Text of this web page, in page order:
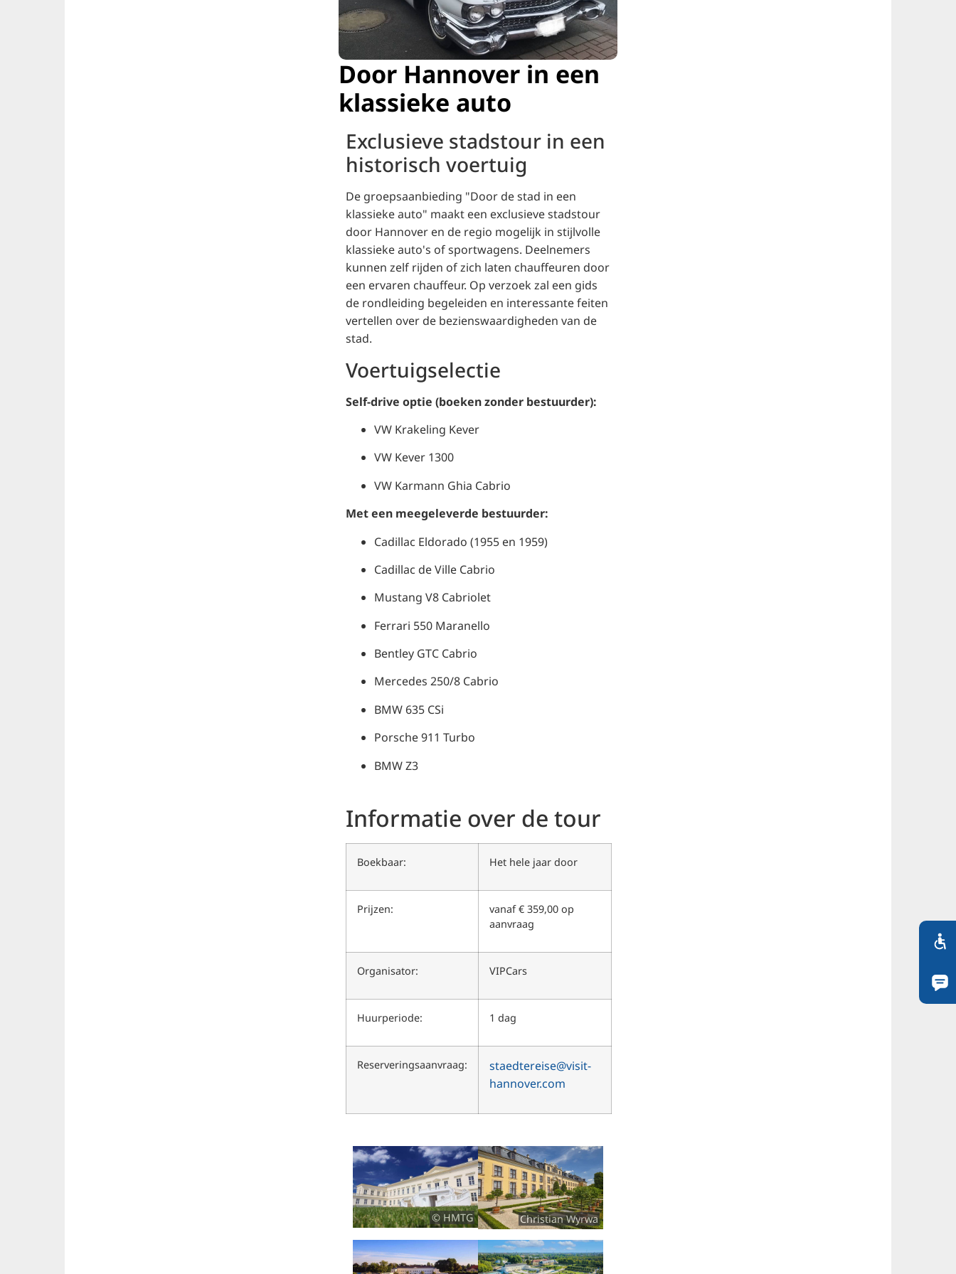
Door Hannover in een
klassieke auto
Exclusieve stadstour in een
historisch voertuig
De groepsaanbieding "Door de stad in een
klassieke auto" maakt een exclusieve stadstour
door Hannover en de regio mogelijk in stijlvolle
klassieke auto's of sportwagens. Deelnemers
kunnen zelf rijden of zich laten chauffeuren door
een ervaren chauffeur. Op verzoek zal een gids
de rondleiding begeleiden en interessante feiten
vertellen over de bezienswaardigheden van de
stad.
Voertuigselectie
Self-drive optie (boeken zonder bestuurder):
VW Krakeling Kever
VW Kever 1300
VW Karmann Ghia Cabrio
Met een meegeleverde bestuurder:
Cadillac Eldorado (1955 en 1959)
Cadillac de Ville Cabrio
Mustang V8 Cabriolet
Ferrari 550 Maranello
Bentley GTC Cabrio
Mercedes 250/8 Cabrio
BMW 635 CSi
Porsche 911 Turbo
BMW Z3
Informatie over de tour
Boekbaar: Het hele jaar door
Prijzen:
vanaf € 359,00 op
aanvraag
Organisator: VIPCars
Huurperiode: 1 dag
Reserveringsaanvraag:
staedtereise@visit-
hannover.com
© HMTG Christian Wyrwa